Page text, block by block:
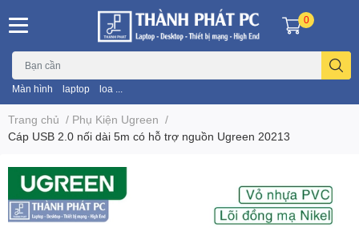
Màn hình laptop loa ...
0
Trang chủ / Phụ Kiện Ugreen /
Cáp USB 2.0 nối dài 5m có hỗ trợ nguồn Ugreen 20213